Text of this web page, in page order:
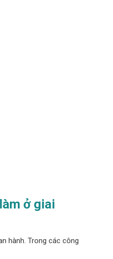
ở giai
hành. Trong các công